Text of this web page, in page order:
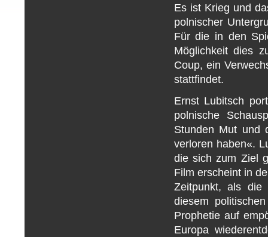
Es ist Krieg und
polnischer
Für die in den
Möglichkeit dies
Coup, ein
stattfindet.
Ernst Lubitsch
polnische
Stunden Mut und
verloren haben«.
die sich zum Ziel
Film erscheint in
Zeitpunkt, als
diesem
Prophetie auf
Europa